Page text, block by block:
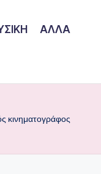
ΑΛΛΑ
κινηματογράφος